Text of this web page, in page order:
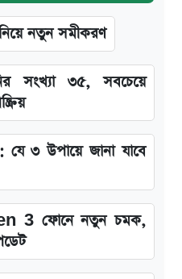
নতুন সমীকরণ
সংখ্যা ৩৫, সবচেয়ে
৩ উপায়ে জানা যাবে
3 ফোনে নতুন চমক,